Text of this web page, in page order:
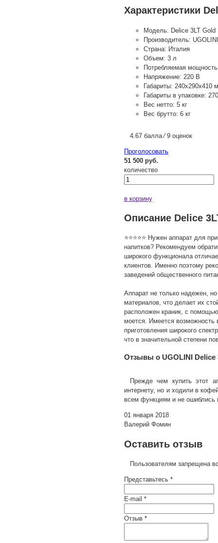
Характеристики
Модель: Delice 3LT Gold
Производитель: UGOLINI
Страна: Италия
Объем: 3 л
Потребляемая
Напряжение: 220 В
Габариты: 240х290х410
Габариты в упаковке:
Вес нетто: 5 кг
Вес брутто: 6 кг
4.67 балла ⁄ 9 оценок
Проголосовать
51 500 руб.
количество
в корзину
Описание Delice
⭐⭐⭐⭐⭐ Нужен аппарат для
напитков? Рекомендуем
широкого функционала
клиентов. Именно поэтому
заведений общественного
Аппарат не только надежен,
материалов, что делает их
расположен краник, с
моется. Имеется возможность
приготовления широкого
что в значительной степени
Отзывы о UGOLINI Delice
Прежде чем купить этот
интернету, но и ходили в
всем функциям и не ошиблись
01 января 2018
Валерий Фомин
Оставить отзыв
Пользователям запрещена
Представьтесь *
E-mail *
Отзыв *